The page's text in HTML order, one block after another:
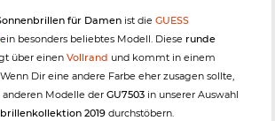
für Damen ist die GUESS
ein besonders beliebtes Modell. Diese runde
über einen Vollrand und kommt in einem
Dir eine andere Farbe eher zusagen sollte,
anderen Modelle der GU7503 in unserer Auswahl
2019 durchstöbern.